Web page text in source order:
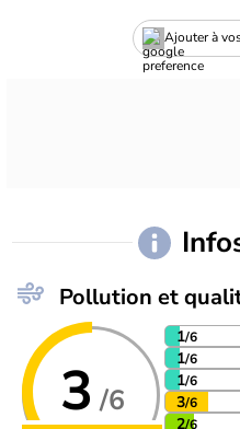
Ajouter à
Pollution et
3 /6
1/6
1/6
1/6
3/6
2/6